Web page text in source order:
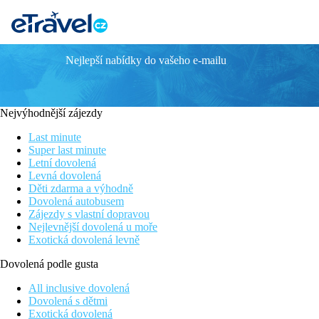
LINDOS ROYAL
Informace o hotelu
Hotel Lindos Royal Resort je vystavěn v krásné zahradě na
standardních a komfortních až po luxusní pokoje, skvěle
kilometrů od hlavního města Rhodos. Autobusová zastávka je
Vzdálenost
pláže: 100 m u pláže
letiště: 50 km Rhodos
centra: 4 km (Lindos), 45 km (hlavní město Rhodos)
nákupních možností: 4000 m
Popis pokoje
Dvoulůžkový pokoj, Promo
individuálně ovládaná klimatizace (1.6-30.9. zdarma)
koupelna/WC (vysoušeč vlasů)
Nejlepší nabídky do vašeho e-mailu
Nejvýhodnější zájezdy
Last minute
Super last minute
Letní dovolená
Levná dovolená
Děti zdarma a výhodně
Dovolená autobusem
Zájezdy s vlastní dopravou
Nejlevnější dovolená u moře
Exotická dovolená levně
Dovolená podle gusta
All inclusive dovolená
Dovolená s dětmi
Exotická dovolená